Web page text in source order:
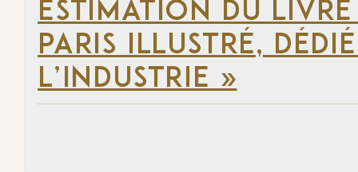
ESTIMATION DU
PARIS ILLUSTRÉ,
L’INDUSTRIE »